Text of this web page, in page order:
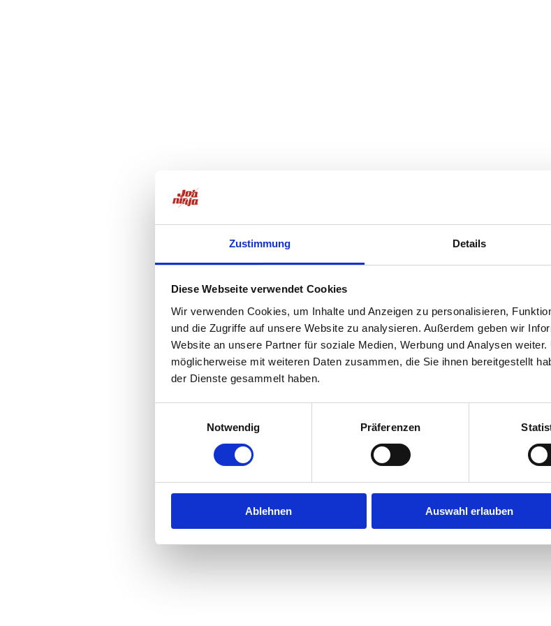
Zustimmung Details
Diese Webseite verwendet Cookies
Wir verwenden Cookies, um Inhalte und Anzeigen zu personalisieren,
und die Zugriffe auf unsere Website zu analysieren. Außerdem geben wir
Website an unsere Partner für soziale Medien, Werbung und Analysen
möglicherweise mit weiteren Daten zusammen, die Sie ihnen bereitgestellt
der Dienste gesammelt haben.
Notwendig
Präferenzen
Ablehnen Auswahl erlauben
Application error: aclient-side exception has occurred while loadingjobninja.com